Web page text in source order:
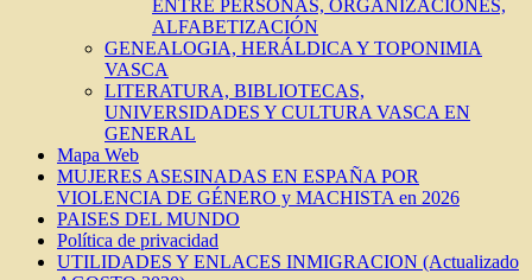
ENTRE PERSONAS, ORGANIZACIONES,
ALFABETIZACIÓN
GENEALOGIA, HERÁLDICA Y TOPONIMIA
VASCA
LITERATURA, BIBLIOTECAS,
UNIVERSIDADES Y CULTURA VASCA EN
GENERAL
Mapa Web
MUJERES ASESINADAS EN ESPAÑA POR
VIOLENCIA DE GÉNERO y MACHISTA en 2026
PAISES DEL MUNDO
Política de privacidad
UTILIDADES Y ENLACES INMIGRACION (Actualizado